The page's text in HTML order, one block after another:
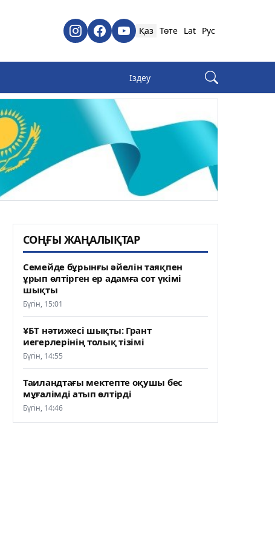
Қаз Төте Lat Рус
СОҢҒЫ ЖАҢАЛЫҚТАР
Семейде бұрынғы әйелін таяқпен
ұрып өлтірген ер адамға сот үкімі
шықты
Бүгін, 15:01
ҰБТ нәтижесі шықты: Грант
иегерлерінің толық тізімі
Бүгін, 14:55
Таиландтағы мектепте оқушы бес
мұғалімді атып өлтірді
Бүгін, 14:46